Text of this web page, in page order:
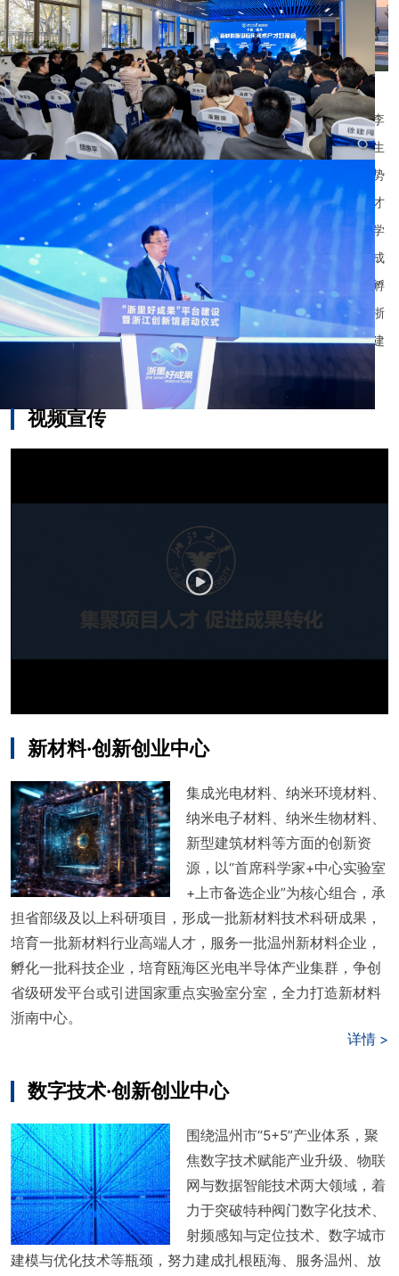
研究院由叶志镇院士担任院长，金志江担任常务副院长，谢新宇、李
巧世、陈立新、周肖瑜担任副院长，重点打造新材料、数字技术、生
命健康三大创新创业中心，依托浙江大学相关学院（单位）及其优势
学科、创新资源，围绕产业开展科技成果转化、科研产品试验、人才
引进培育、创业项目培育、科技企业孵化等业务，集聚导入浙江大学
学科和泛浙大资源。聘请相关领域领军人才担任创新中心主任，形成
一批技术科研成果，培育一批行业高端人才，服务一批温州企业，孵
化一批科技企业，运营一个科创园。研究院以市场需求为目标，以浙
大学科优势为依托，以奋斗贡献者为本，将创新创业走向成功作为建
设宗旨，扎实推进内涵发展与产学研合作...
视频宣传
新材料·创新创业中心
集成光电材料、纳米环境材料、
纳米电子材料、纳米生物材料、
新型建筑材料等方面的创新资
源，以“首席科学家+中心实验室
+上市备选企业”为核心组合，承
担省部级及以上科研项目，形成一批新材料技术科研成果，
培育一批新材料行业高端人才，服务一批温州新材料企业，
孵化一批科技企业，培育瓯海区光电半导体产业集群，争创
省级研发平台或引进国家重点实验室分室，全力打造新材料
浙南中心。
详情 >
数字技术·创新创业中心
围绕温州市“5+5”产业体系，聚
焦数字技术赋能产业升级、物联
网与数据智能技术两大领域，着
力于突破特种阀门数字化技术、
射频感知与定位技术、数字城市
建模与优化技术等瓶颈，努力建成扎根瓯海、服务温州、放